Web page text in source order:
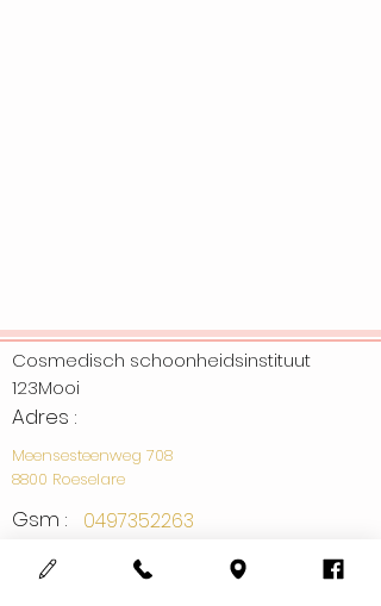
Cosmedisch schoonheidsinstituut
123Mooi
Adres :
Meensesteenweg 708
8800 Roeselare
Gsm :
0497352263